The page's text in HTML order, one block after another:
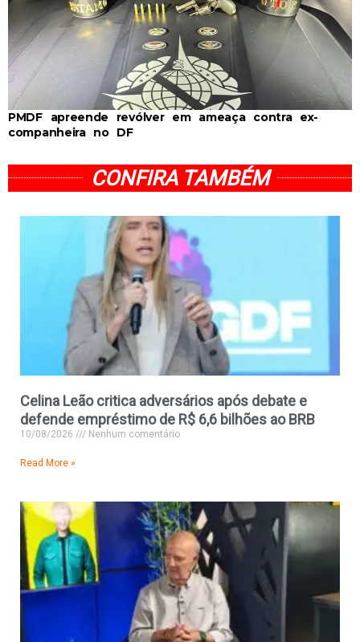
PMDF apreende revólver em ameaça contra ex-
companheira no DF
CONFIRA TAMBÉM
Celina Leão critica adversários após debate e
defende empréstimo de R$ 6,6 bilhões ao BRB
10/08/2026 Nenhum comentário
Read More »